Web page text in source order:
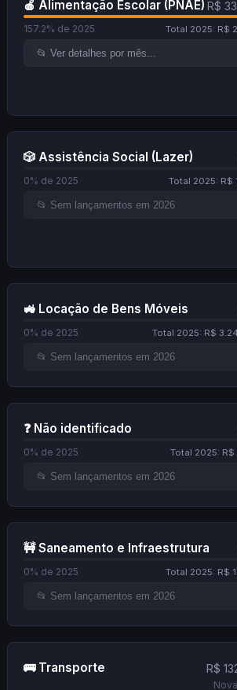
🍎 Alimentação Escolar (PNAE) R$
157.2% de 2025 Total 2025: R$
🎲 Assistência Social (Lazer)
0% de 2025 Total 2025: R$
🚜 Locação de Bens Móveis
0% de 2025 Total 2025: R$
❓ Não identificado
0% de 2025 Total 2025: R$
🚧 Saneamento e Infraestrutura
0% de 2025 Total 2025: R$
🚌 Transporte R$